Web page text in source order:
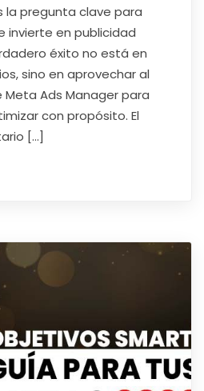
la pregunta clave para
invierte en publicidad
éxito no está en
sino en aprovechar al
Ads Manager para
con propósito. El
[…]